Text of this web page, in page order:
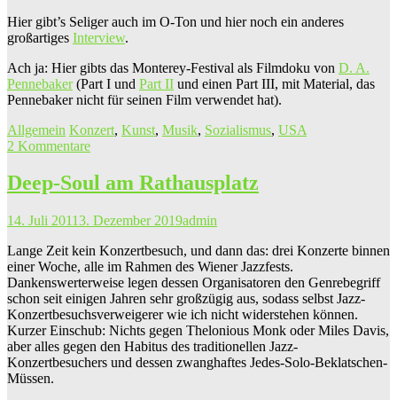
Hier gibt’s Seliger auch im O-Ton und hier noch ein anderes
großartiges Interview.
Ach ja: Hier gibts das Monterey-Festival als Filmdoku von D. A.
Pennebaker(Part I und Part II und einen Part III, mit Material, das
Pennebaker nicht für seinen Film verwendet hat).
Allgemein Konzert, Kunst, Musik, Sozialismus, USA
2 Kommentare
Deep-Soul am Rathausplatz
14. Juli 20113. Dezember 2019admin
Lange Zeit kein Konzertbesuch, und dann das: drei Konzerte binnen
einer Woche, alle im Rahmen des Wiener Jazzfests.
Dankenswerterweise legen dessen Organisatoren den Genrebegriff
schon seit einigen Jahren sehr großzügig aus, sodass selbst Jazz-
Konzertbesuchsverweigerer wie ich nicht widerstehen können.
Kurzer Einschub: Nichts gegen Thelonious Monk oder Miles Davis,
aber alles gegen den Habitus des traditionellen Jazz-
Konzertbesuchers und dessen zwanghaftes Jedes-Solo-Beklatschen-
Müssen.